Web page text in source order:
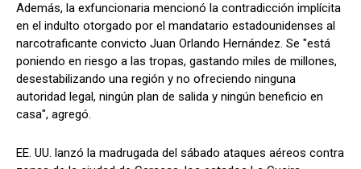
Además, la exfuncionaria mencionó la contradicción implícita
en el indulto otorgado por el mandatario estadounidenses al
narcotraficante convicto Juan Orlando Hernández. Se "está
poniendo en riesgo a las tropas, gastando miles de millones,
desestabilizando una región y no ofreciendo ninguna
autoridad legal, ningún plan de salida y ningún beneficio en
casa", agregó.
EE. UU. lanzó la madrugada del sábado ataques aéreos contra